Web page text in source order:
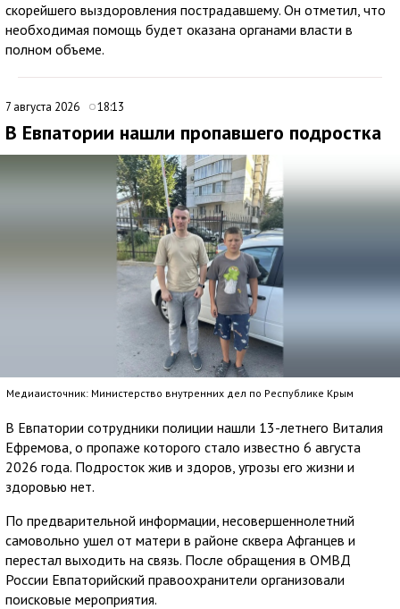
скорейшего выздоровления пострадавшему. Он отметил, что
необходимая помощь будет оказана органами власти в
полном объеме.
7 августа 2026 18:13
В Евпатории нашли пропавшего подростка
Медиаисточник: Министерство внутренних дел по Республике Крым
В Евпатории сотрудники полиции нашли 13-летнего Виталия
Ефремова, о пропаже которого стало известно 6 августа
2026 года. Подросток жив и здоров, угрозы его жизни и
здоровью нет.
По предварительной информации, несовершеннолетний
самовольно ушел от матери в районе сквера Афганцев и
перестал выходить на связь. После обращения в ОМВД
России Евпаторийский правоохранители организовали
поисковые мероприятия.